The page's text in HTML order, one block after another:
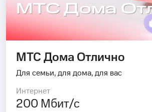
МТС Дома
МТС Дома Отлично
Для семьи, для дома, для вас
Интернет
200 Мбит/с